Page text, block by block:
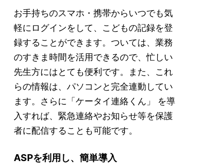
お手持ちのスマホ・携帯からいつでも気
軽にログインをして、こどもの記録を登
録することができます。ついては、業務
のすきま時間を活用できるので、忙しい
先生方にはとても便利です。また、これ
らの情報は、パソコンと完全連動してい
ます。さらに「ケータイ連絡くん」 を導
入すれば、緊急連絡やお知らせ等を保護
者に配信することも可能です。
ASPを利用し、簡単導入